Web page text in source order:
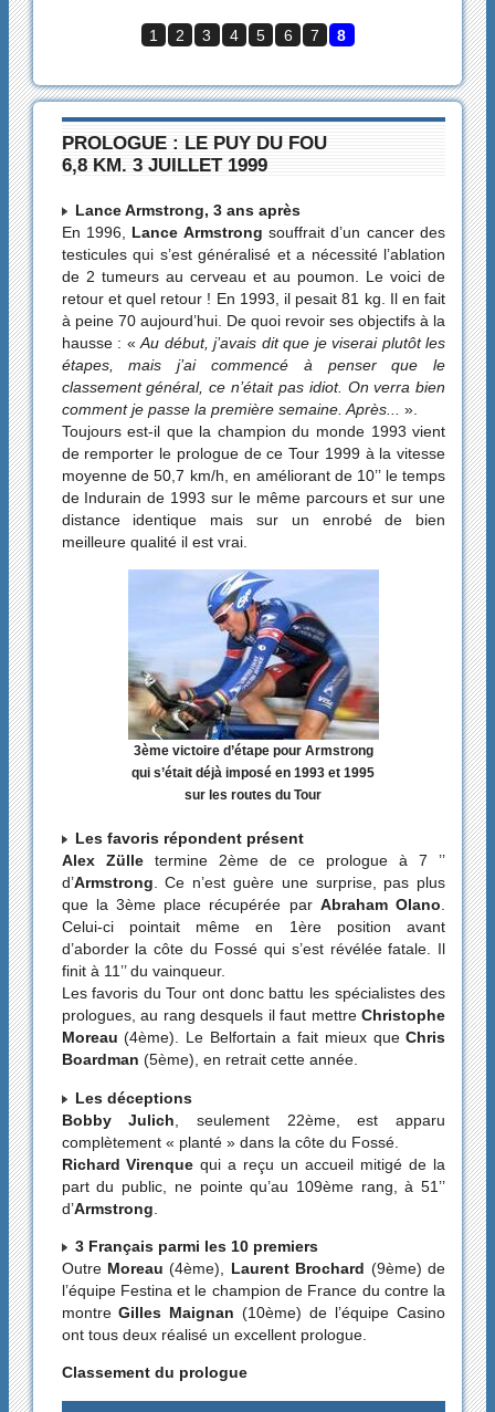
1 2 3 4 5 6 7 8
PROLOGUE : LE PUY DU FOU
6,8 KM. 3 JUILLET 1999
Lance Armstrong, 3 ans après
En 1996, Lance Armstrong souffrait d’un cancer des
testicules qui s’est généralisé et a nécessité l’ablation
de 2 tumeurs au cerveau et au poumon. Le voici de
retour et quel retour ! En 1993, il pesait 81 kg. Il en fait
à peine 70 aujourd’hui. De quoi revoir ses objectifs à la
hausse : «Au début, j’avais dit que je viserai plutôt les
étapes, mais j’ai commencé à penser que le
classement général, ce n’était pas idiot. On verra bien
comment je passe la première semaine. Après... ».
Toujours est-il que la champion du monde 1993 vient
de remporter le prologue de ce Tour 1999 à la vitesse
moyenne de 50,7 km/h, en améliorant de 10’’ le temps
de Indurain de 1993 sur le même parcours et sur une
distance identique mais sur un enrobé de bien
meilleure qualité il est vrai.
3ème victoire d’étape pour Armstrong
qui s’était déjà imposé en 1993 et 1995
sur les routes du Tour
Les favoris répondent présent
Alex Zülletermine 2ème de ce prologue à 7 ’’
d’Armstrong. Ce n’est guère une surprise, pas plus
que la 3ème place récupérée par Abraham Olano.
Celui-ci pointait même en 1ère position avant
d’aborder la côte du Fossé qui s’est révélée fatale. Il
finit à 11’’ du vainqueur.
Les favoris du Tour ont donc battu les spécialistes des
prologues, au rang desquels il faut mettreChristophe
Moreau (4ème). Le Belfortain a fait mieux queChris
Boardman (5ème), en retrait cette année.
Les déceptions
Bobby Julich , seulement 22ème, est apparu
complètement « planté » dans la côte du Fossé.
Richard Virenque qui a reçu un accueil mitigé de la
part du public, ne pointe qu’au 109ème rang, à 51’’
d’Armstrong
3 Français parmi les 10 premiers
Outre Moreau (4ème), Laurent Brochard (9ème) de
l’équipe Festina et le champion de France du contre la
montreGilles Maignan (10ème) de l’équipe Casino
ont tous deux réalisé un excellent prologue.
Classement du prologue